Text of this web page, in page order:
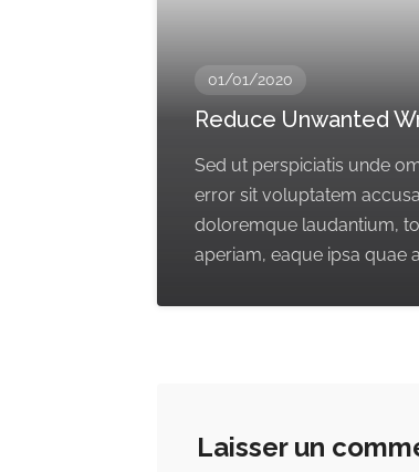
01/01/2020
Reduce Unwanted
Sed ut perspiciatis unde
error sit voluptatem
doloremque laudantium,
aperiam, eaque ipsa quae
Laisser un